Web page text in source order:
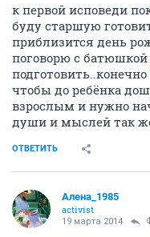
к первой исповеди
буду старшую
приблизится день
поговорю с
чтобы до ребёнка
взрослым и нужно
души и мыслей так
ОТВЕТИТЬ
Алена_1985
activist
19 марта 2014